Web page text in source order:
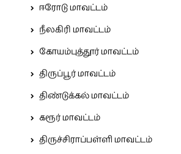
ஈரோடு மாவட்டம்
நீலகிரி மாவட்டம்
கோயம்புத்தூர் மாவட்டம்
திருப்பூர் மாவட்டம்
திண்டுக்கல் மாவட்டம்
கரூர் மாவட்டம்
திருச்சிராப்பள்ளி மாவட்டம்